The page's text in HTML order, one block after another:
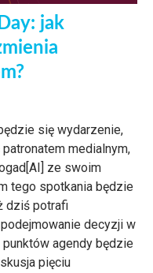
jak
się wydarzenie,
medialnym,
ze swoim
tego spotkania będzie
dziś potrafi
decyzji w
agendy będzie
pięciu